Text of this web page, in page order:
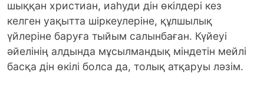
шыққан христиан, иаһуди дін өкілдері кез
келген уақытта шіркеулеріне, құлшылық
үйлеріне баруға тыйым салынбаған. Күйеуі
әйелінің алдында мұсылмандық міндетін мейлі
басқа дін өкілі болса да, толық атқаруы ләзім.